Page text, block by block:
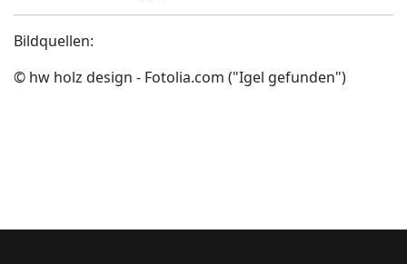
Bildquellen:
© hw holz design - Fotolia.com ("Igel gefunden")